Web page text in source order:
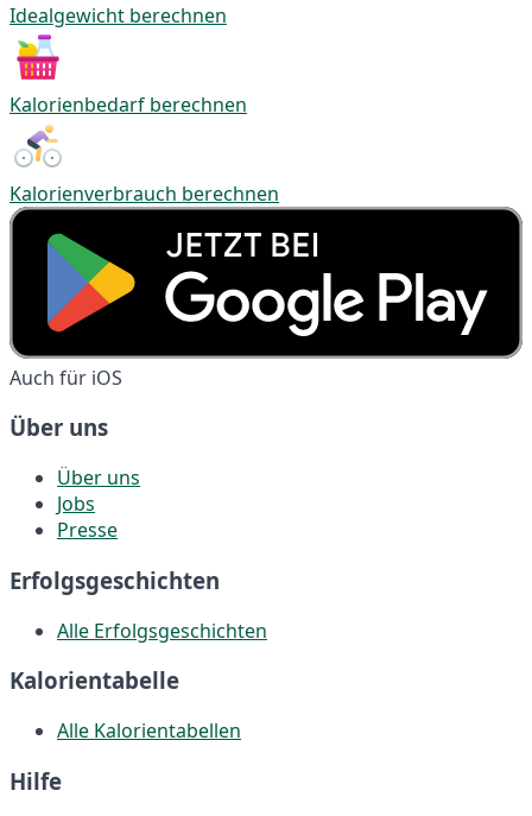
Idealgewicht berechnen
Kalorienbedarf berechnen
Kalorienverbrauch berechnen
Auch für iOS
Über uns
Über uns
Jobs
Presse
Erfolgsgeschichten
Alle Erfolgsgeschichten
Kalorientabelle
Alle Kalorientabellen
Hilfe